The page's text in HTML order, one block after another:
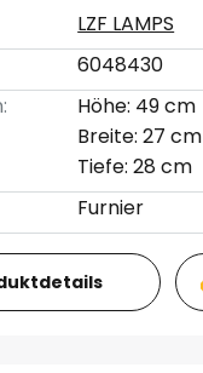
LZF LAMPS
6048430
Höhe: 49 cm
Breite: 27 cm
Tiefe: 28 cm
Furnier